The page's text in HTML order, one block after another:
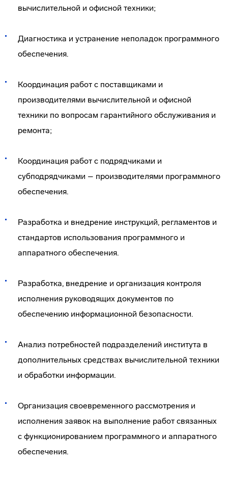
вычислительной и офисной техники;
Диагностика и устранение неполадок программного
обеспечения.
Координация работ с поставщиками и
производителями вычислительной и офисной
техники по вопросам гарантийного обслуживания и
ремонта;
Координация работ с подрядчиками и
субподрядчиками – производителями программного
обеспечения.
Разработка и внедрение инструкций, регламентов и
стандартов использования программного и
аппаратного обеспечения.
Разработка, внедрение и организация контроля
исполнения руководящих документов по
обеспечению информационной безопасности.
Анализ потребностей подразделений института в
дополнительных средствах вычислительной техники
и обработки информации.
Организация своевременного рассмотрения и
исполнения заявок на выполнение работ связанных
с функционированием программного и аппаратного
обеспечения.